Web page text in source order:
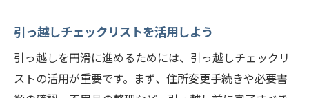
引っ越しチェックリストを活用しよう
引っ越しを円滑に進めるためには、引っ越しチェックリ
ストの活用が重要です。まず、住所変更手続きや必要書